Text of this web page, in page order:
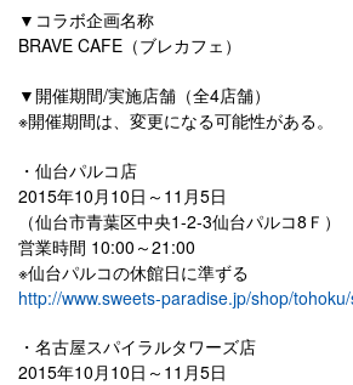
▼コラボ企画名称
BRAVE CAFE（ブレカフェ）
▼開催期間/実施店舗（全4店舗）
※開催期間は、変更になる可能性がある。
・仙台パルコ店
2015年10月10日～11月5日
（仙台市青葉区中央1-2-3仙台パルコ8Ｆ）
営業時間 10:00～21:00
※仙台パルコの休館日に準ずる
http://www.sweets-paradise.jp/shop/
・名古屋スパイラルタワーズ店
2015年10月10日～11月5日